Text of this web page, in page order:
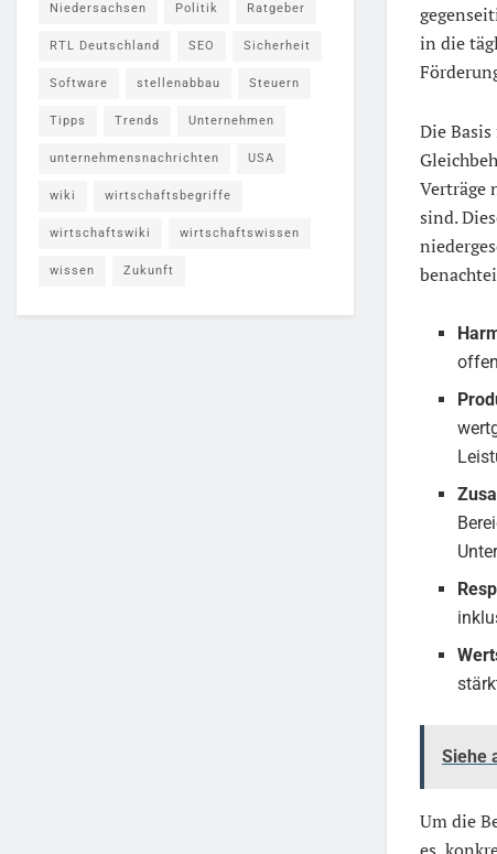
in die
Die
Verträge
sind.
Siehe
Um die
Niedersachsen Politik Ratgeber
RTL Deutschland SEO Sicherheit
Software stellenabbau Steuern
Tipps Trends Unternehmen
unternehmensnachrichten USA
wiki wirtschaftsbegriffe
wirtschaftswiki wirtschaftswissen
wissen Zukunft